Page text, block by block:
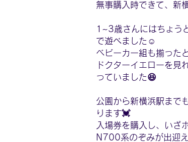
無事購入時できて、新
1~3歳さんにはちょう
で遊べました☺️
ベビーカー組も揃った
ドクターイエローを見
っていました😆
公園から新横浜駅まで
ります💓
入場券を購入し、いざ
N700系のぞみが出迎